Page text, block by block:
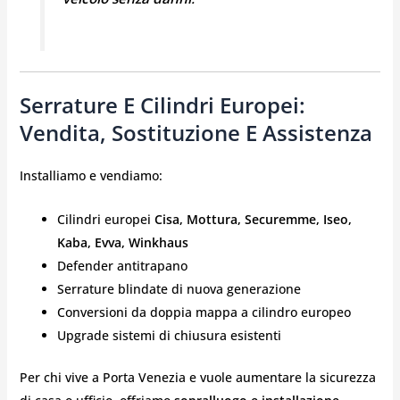
Serrature E Cilindri Europei:
Vendita, Sostituzione E Assistenza
Installiamo e vendiamo:
Cilindri europei Cisa, Mottura, Securemme, Iseo,
Kaba, Evva, Winkhaus
Defender antitrapano
Serrature blindate di nuova generazione
Conversioni da doppia mappa a cilindro europeo
Upgrade sistemi di chiusura esistenti
Per chi vive a Porta Venezia e vuole aumentare la sicurezza